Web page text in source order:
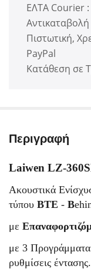
ΕΛΤΑ Courier
Πιστωτική,
PayPal
Κατάθεση σε
Περιγραφή
Laiwen LZ-
Ακουστικά
τύπου BTE - B
με
με 3 Προγράμματα
ρυθμίσεις έντασης.